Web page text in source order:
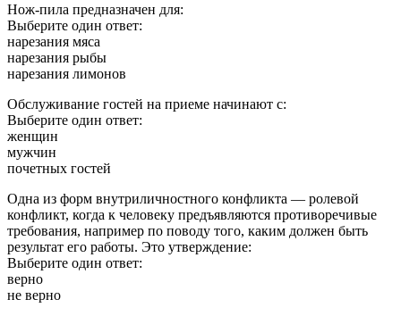
Нож-пила предназначен для:
Выберите один ответ:
нарезания мяса
нарезания рыбы
нарезания лимонов
Обслуживание гостей на приеме начинают с:
Выберите один ответ:
женщин
мужчин
почетных гостей
Одна из форм внутриличностного конфликта — ролевой
конфликт, когда к человеку предъявляются противоречивые
требования, например по поводу того, каким должен быть
результат его работы. Это утверждение:
Выберите один ответ:
верно
не верно